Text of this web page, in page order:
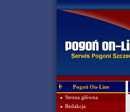
Pogoń On-Line
Strona główna
Redakcja